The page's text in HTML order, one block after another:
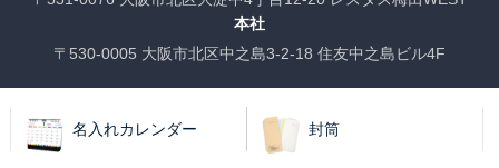
本社
〒530-0005 大阪市北区中之島3-2-18 住友中之島ビル4F
名入れカレンダー 封筒